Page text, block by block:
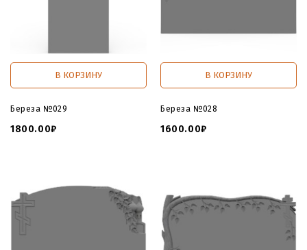
В КОРЗИНУ
Береза №029
1800.00₽
В КОРЗИНУ
Береза №028
1600.00₽